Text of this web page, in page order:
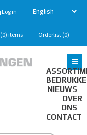
Log in
(0) items Orderlist (0)
NIEUWS
OVER
ONS
CONTACT